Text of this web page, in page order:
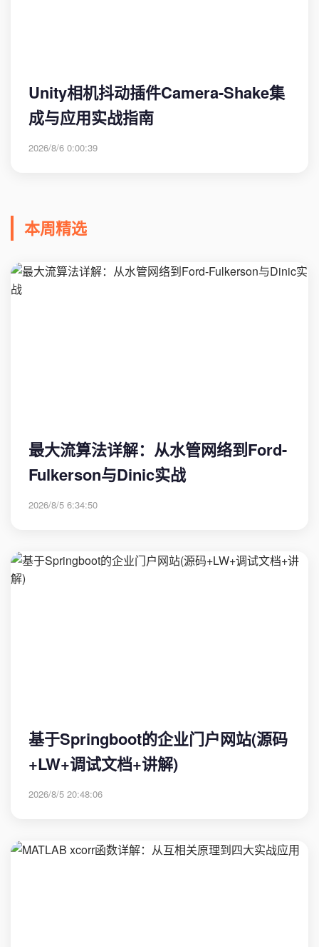
Unity相机抖动插件Camera-Shake集
成与应用实战指南
2026/8/6 0:00:39
本周精选
最大流算法详解：从水管网络到Ford-
Fulkerson与Dinic实战
2026/8/5 6:34:50
基于Springboot的企业门户网站(源码
+LW+调试文档+讲解)
2026/8/5 20:48:06